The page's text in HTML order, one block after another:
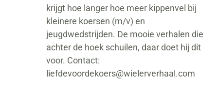
krijgt hoe langer hoe meer kippenvel bij
kleinere koersen (m/v) en
jeugdwedstrijden. De mooie verhalen die
achter de hoek schuilen, daar doet hij dit
voor. Contact:
liefdevoordekoers@wielerverhaal.com